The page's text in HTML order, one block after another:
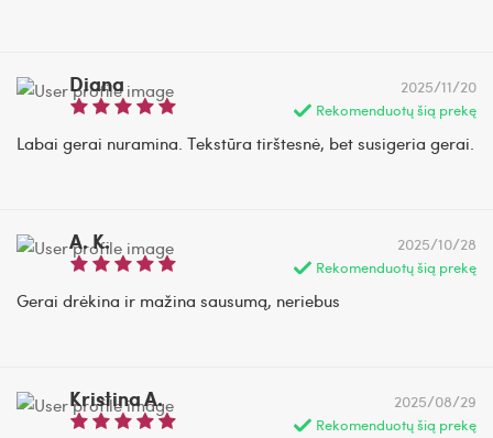
Diana
Rekomenduotų šią prekę
2025/11/20
Labai gerai nuramina. Tekstūra tirštesnė, bet susigeria gerai.
A. K.
Rekomenduotų šią prekę
2025/10/28
Gerai drėkina ir mažina sausumą, neriebus
Kristina A.
Rekomenduotų šią prekę
2025/08/29